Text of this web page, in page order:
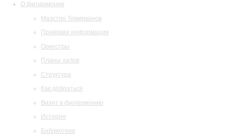
О филармонии
Маэстро Темирканов
Правовая информация
Оркестры
Планы залов
Структура
Как добраться
Визит в филармонию
История
Библиотека